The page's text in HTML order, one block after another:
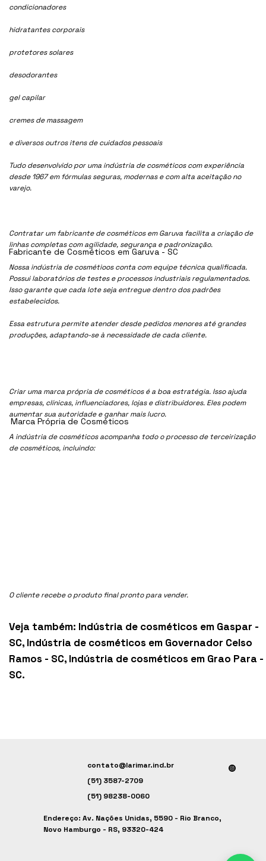
condicionadores
hidratantes corporais
protetores solares
desodorantes
gel capilar
cremes de massagem
e diversos outros itens de cuidados pessoais
Tudo desenvolvido por uma indústria de cosméticos com experiência
desde 1967 em fórmulas seguras, modernas e com alta aceitação no
varejo.
Contratar um fabricante de cosméticos em Garuva facilita a criação de
linhas completas com agilidade, segurança e padronização.
Nossa indústria de cosmétioos conta com equipe técnica qualificada.
Possui laboratórios de testes e processos industriais regulamentados.
Isso garante que cada lote seja entregue dentro dos padrões
estabelecidos.
Essa estrutura permite atender desde pedidos menores até grandes
produções, adaptando-se à necessidade de cada cliente.
Criar uma marca própria de cosméticos é a boa estratégia. Isso ajuda
empresas, clínicas, influenciadores, lojas e distribuidores. Eles podem
aumentar sua autoridade e ganhar mais lucro.
A indústria de cosméticos acompanha todo o processo de terceirização
de cosméticos, incluindo:
O cliente recebe o produto final pronto para vender.
Veja também: Indústria de cosméticos em Gaspar -
SC, Indústria de cosméticos em Governador Celso
Ramos - SC, Indústria de cosméticos em Grao Para -
SC.
Fabricante de Cosméticos em Garuva - SC
Marca Própria de Cosméticos
contato@larimar.ind.br
(51) 3587-2709
(51) 98238-0060
Endereço: Av. Nações Unidas, 5590 - Rio Branco,
Novo Hamburgo - RS, 93320-424